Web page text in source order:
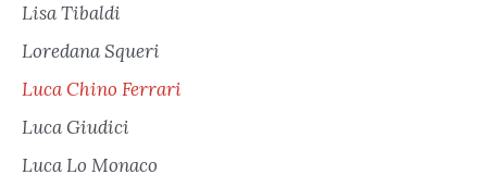
Lisa Tibaldi
Loredana Squeri
Luca Chino Ferrari
Luca Giudici
Luca Lo Monaco